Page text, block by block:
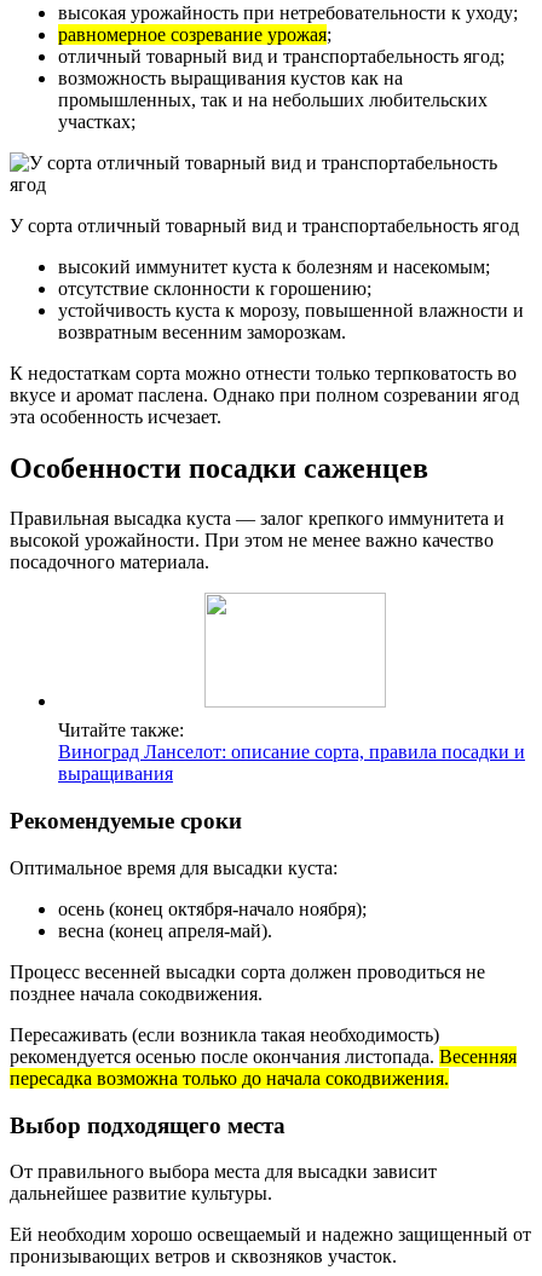
высокая урожайность при нетребовательности к уходу;
равномерное созревание урожая;
отличный товарный вид и транспортабельность ягод;
возможность выращивания кустов как на
промышленных, так и на небольших любительских
участках;
У сорта отличный товарный вид и транспортабельность ягод
высокий иммунитет куста к болезням и насекомым;
отсутствие склонности к горошению;
устойчивость куста к морозу, повышенной влажности и
возвратным весенним заморозкам.
К недостаткам сорта можно отнести только терпковатость во
вкусе и аромат паслена. Однако при полном созревании ягод
эта особенность исчезает.
Особенности посадки саженцев
Правильная высадка куста — залог крепкого иммунитета и
высокой урожайности. При этом не менее важно качество
посадочного материала.
Читайте также:
Виноград Ланселот: описание сорта, правила посадки и
выращивания
Рекомендуемые сроки
Оптимальное время для высадки куста:
осень (конец октября-начало ноября);
весна (конец апреля-май).
Процесс весенней высадки сорта должен проводиться не
позднее начала сокодвижения.
Пересаживать (если возникла такая необходимость)
рекомендуется осенью после окончания листопада. Весенняя
пересадка возможна только до начала сокодвижения.
Выбор подходящего места
От правильного выбора места для высадки зависит
дальнейшее развитие культуры.
Ей необходим хорошо освещаемый и надежно защищенный от
пронизывающих ветров и сквозняков участок.